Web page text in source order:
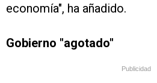
economía", ha añadido.
Gobierno "agotado"
Publicidad